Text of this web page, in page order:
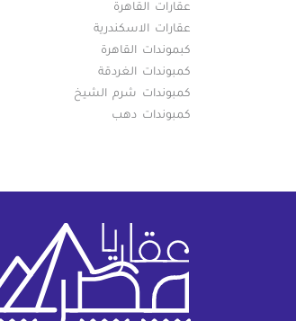
عقارات القاهرة
عقارات الاسكندرية
كبموندات القاهرة
كمبوندات الغردقة
كمبوندات شرم الشيخ
كمبوندات دهب